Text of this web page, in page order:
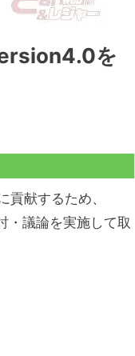
を
献するため、
・議論を実施して取